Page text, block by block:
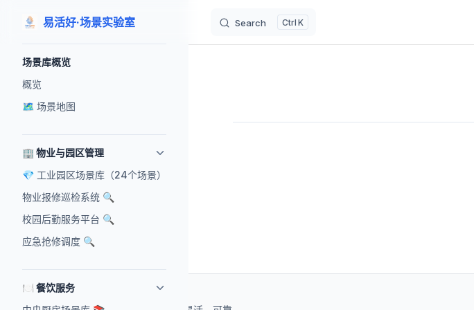
Skip to content
易活好·场景实验室 Search K
场景库概览
概览
🗺️ 场景地图
🏢 物业与园区管理
💎 工业园区场景库（24个场景）
物业报修巡检系统 🔍
校园后勤服务平台 🔍
应急抢修调度 🔍
🍽️ 餐饮服务